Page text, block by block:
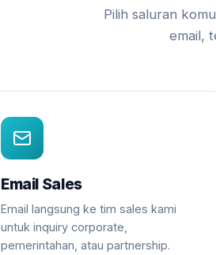
Pilih saluran
email,
Email Sales
Email langsung ke tim sales kami
untuk inquiry corporate,
pemerintahan, atau partnership.